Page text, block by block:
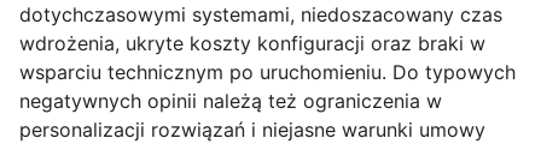
dotychczasowymi systemami, niedoszacowany czas
wdrożenia, ukryte koszty konfiguracji oraz braki w
wsparciu technicznym po uruchomieniu. Do typowych
negatywnych opinii należą też ograniczenia w
personalizacji rozwiązań i niejasne warunki umowy